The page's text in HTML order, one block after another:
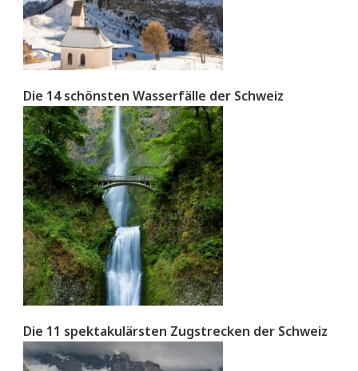
Die 14 schönsten Wasserfälle der Schweiz
Die 11 spektakulärsten Zugstrecken der Schweiz